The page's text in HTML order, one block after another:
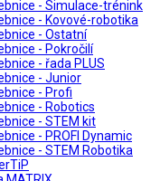
- Simulace-trénink
- Kovové-robotika
- Ostatní
- Pokročilí
- řada PLUS
- Junior
- Profi
- Robotics
- STEM kit
- PROFI Dynamic
- STEM Robotika